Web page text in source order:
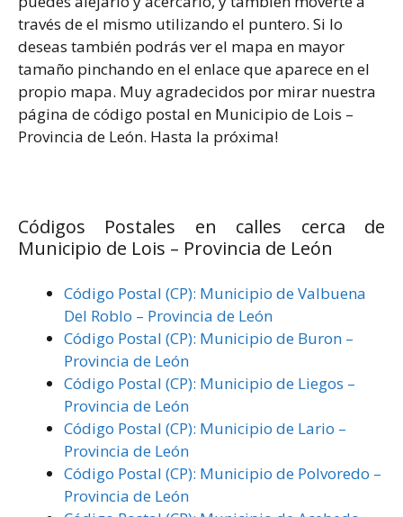
través de el mismo utilizando el puntero. Si lo
deseas también podrás ver el mapa en mayor
tamaño pinchando en el enlace que aparece en el
propio mapa. Muy agradecidos por mirar nuestra
página de código postal en Municipio de Lois –
Provincia de León. Hasta la próxima!
Códigos Postales en calles cerca de
Municipio de Lois – Provincia de León
Código Postal (CP): Municipio de Valbuena
Del Roblo – Provincia de León
Código Postal (CP): Municipio de Buron –
Provincia de León
Código Postal (CP): Municipio de Liegos –
Provincia de León
Código Postal (CP): Municipio de Lario –
Provincia de León
Código Postal (CP): Municipio de Polvoredo –
Provincia de León